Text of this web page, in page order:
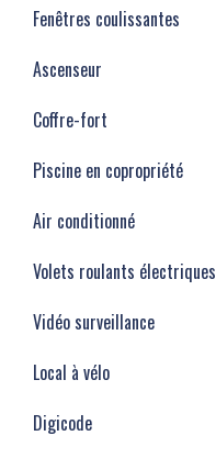
Fenêtres coulissantes
Ascenseur
Coffre-fort
Piscine en copropriété
Air conditionné
Volets roulants électriques
Vidéo surveillance
Local à vélo
Digicode